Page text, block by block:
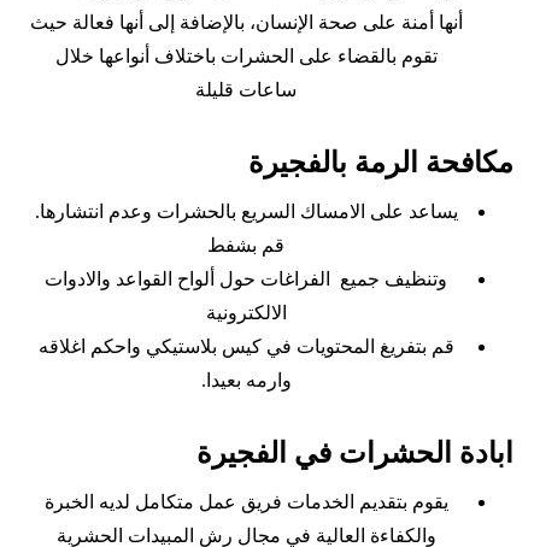
أنها أمنة على صحة الإنسان، بالإضافة إلى أنها فعالة حيث
تقوم بالقضاء على الحشرات باختلاف أنواعها خلال
ساعات قليلة
مكافحة الرمة بالفجيرة
يساعد على الامساك السريع بالحشرات وعدم انتشارها.
قم بشفط
وتنظيف جميع الفراغات حول ألواح القواعد والادوات
الالكترونية
قم بتفريغ المحتويات في كيس بلاستيكي واحكم اغلاقه
وارمه بعيدا.
ابادة الحشرات في الفجيرة
يقوم بتقديم الخدمات فريق عمل متكامل لديه الخبرة
والكفاءة العالية في مجال رش المبيدات الحشرية